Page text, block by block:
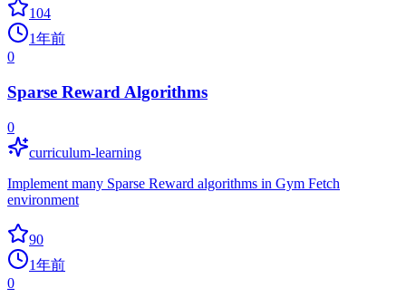
104
1年前
0
Sparse Reward Algorithms
0
curriculum-learning
Implement many Sparse Reward algorithms in Gym Fetch
environment
90
1年前
0